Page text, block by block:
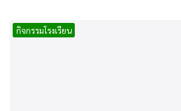
กิจกรรมโรงเรียน